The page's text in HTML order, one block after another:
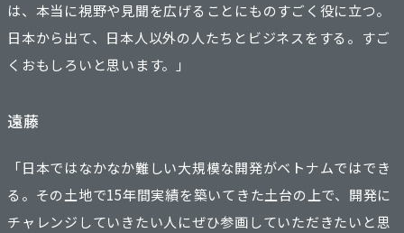
は、本当に視野や見聞を広げることにものすごく役に立つ。
日本から出て、日本人以外の人たちとビジネスをする。すご
くおもしろいと思います。」
遠藤
「日本ではなかなか難しい大規模な開発がベトナムではでき
る。その土地で15年間実績を築いてきた土台の上で、開発に
チャレンジしていきたい人にぜひ参画していただきたいと思